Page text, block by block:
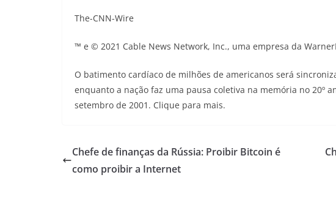
The-CNN-Wire
™ e © 2021 Cable News Network, Inc., uma empresa da
O batimento cardíaco de milhões de americanos será
enquanto a nação faz uma pausa coletiva na memória no 20º
setembro de 2001. Clique para mais.
Chefe de finanças da Rússia: Proibir Bitcoin é
como proibir a Internet